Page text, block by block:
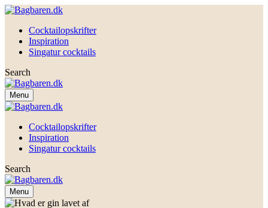
Cocktailopskrifter
Inspiration
Singatur cocktails
Search
Menu
Cocktailopskrifter
Inspiration
Singatur cocktails
Search
Menu